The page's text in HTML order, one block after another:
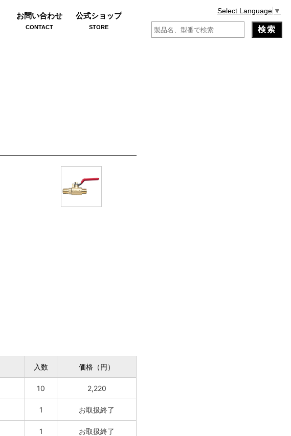
お問い合わせ
CONTACT
公式ショップ
STORE
Select Language ▼
入数 価格（円）
10 2,220
1 お取扱終了
1 お取扱終了